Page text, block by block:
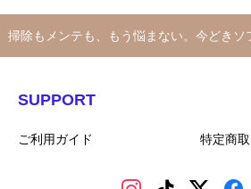
掃除もメンテも、もう悩まない。今どきソ
SUPPORT
ご利用ガイド 特定商